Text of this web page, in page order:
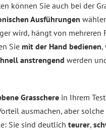
können Sie auch bei der
Ausführungen
wird, hängt von mehreren
Sie mit der Hand bedienen,
anstrengend werden
Grasschere in Ihrem
ausmachen, aber
Sie sind deutlich teurer,